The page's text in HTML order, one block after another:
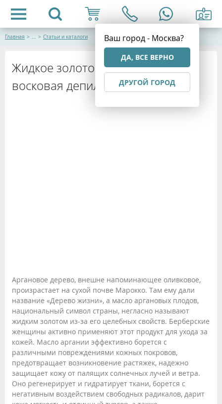
Ваш город - Москва?
ДА, ВСЕ ВЕРНО
ДРУГОЙ ГОРОД
Главная > ... > Статьи и каталоги
Жидкое золото Марокко и
восковая депиляция
Аргановое дерево, внешне напоминающее оливковое,
произрастает на сухой почве Марокко. Там ему дали
название «Дерево жизни», а масло аргановых плодов,
национальный символ страны, негласно называют
жидким золотом из-за его целебных свойств. Берберские
женщины активно применяют этот продукт для ухода за
кожей. Масло аргании эффективно борется с
различными повреждениями кожных покровов,
предотвращает возникновение растяжек, надежно
защищает кожу от палящих солнечных лучей и ветра.
Оно регенерирует и гидратирует ткани, борется с
негативным воздействием свободных радикалов, дарит